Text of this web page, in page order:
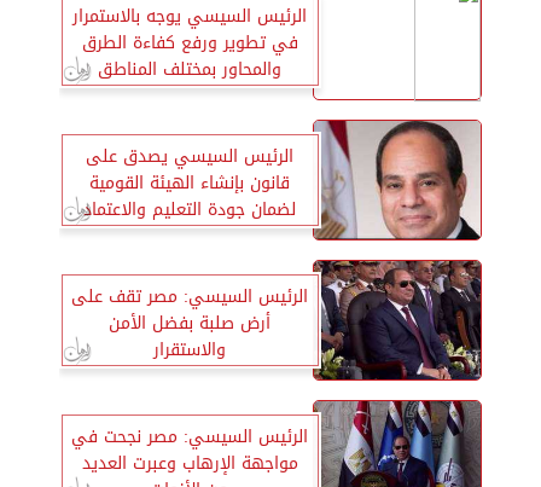
الرئيس السيسي يوجه بالاستمرار
في تطوير ورفع كفاءة الطرق
والمحاور بمختلف المناطق
الرئيس السيسي يصدق على
قانون بإنشاء الهيئة القومية
لضمان جودة التعليم والاعتماد
الرئيس السيسي: مصر تقف على
أرض صلبة بفضل الأمن
والاستقرار
الرئيس السيسي: مصر نجحت في
مواجهة الإرهاب وعبرت العديد